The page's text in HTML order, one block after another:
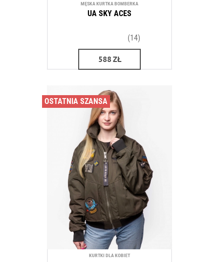
MĘSKA KURTKA BOMBERKA
UA SKY ACES
(14)
588 ZŁ
OSTATNIA SZANSA
KURTKI DLA KOBIET